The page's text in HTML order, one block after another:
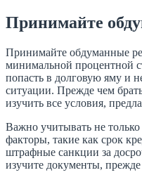
Принимайте
Принимайте обдуманные
минимальной процентной
попасть в долговую яму и
ситуации. Прежде чем
изучить все условия,
Важно учитывать не
факторы, такие как срок
штрафные санкции за
изучите документы,